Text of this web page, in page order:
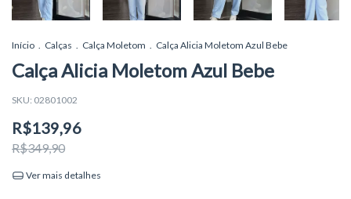
Início . Calças . Calça Moletom . Calça Alicia Moletom Azul Bebe
Calça Alicia Moletom Azul Bebe
SKU: 02801002
R$139,96
R$349,90
Ver mais detalhes